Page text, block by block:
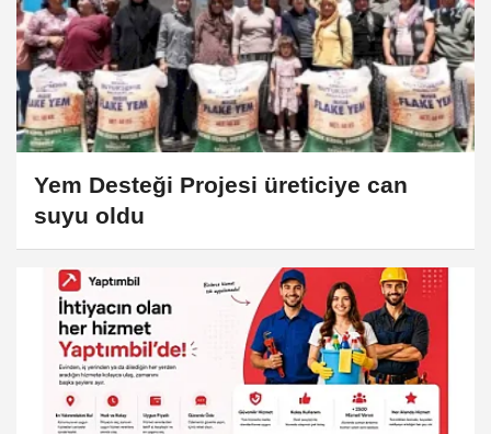
Yem Desteği Projesi üreticiye can
suyu oldu